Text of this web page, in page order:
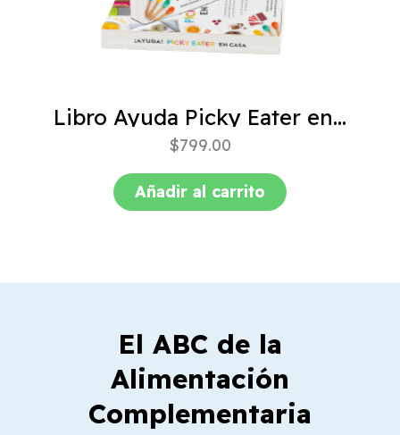
Libro Ayuda Picky Eater en casa
$799.00
Añadir al carrito
El ABC de la
Alimentación
Complementaria